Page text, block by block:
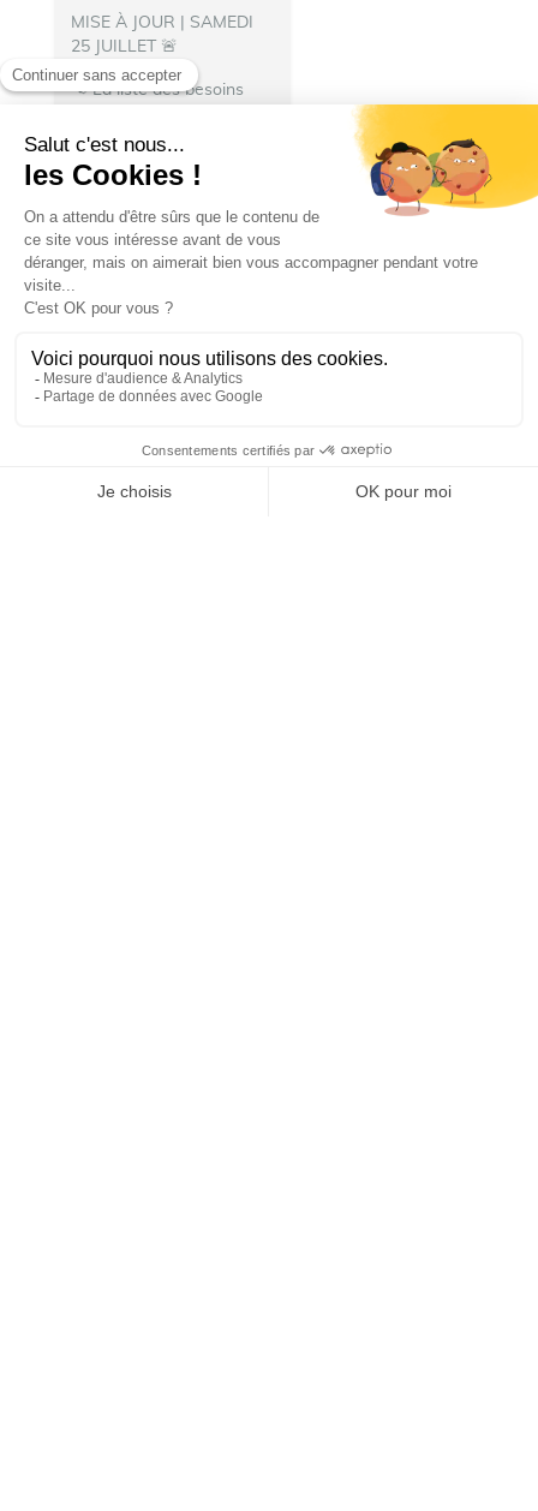
MISE À JOUR | SAMEDI
25 JUILLET 🚨
📢 La liste des besoins
avons besoin de
nourriture pour les repas
des pompiers hébergés à
Talence. N’hésitez pas à
donner : 🍽️ Denrées...
25 juillet 2026 19 h 27 min
25 13 1
SHOW MORE